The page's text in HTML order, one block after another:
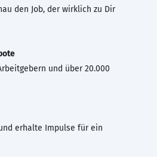
den Job, der wirklich zu Dir
und über 20.000
erhalte Impulse für ein